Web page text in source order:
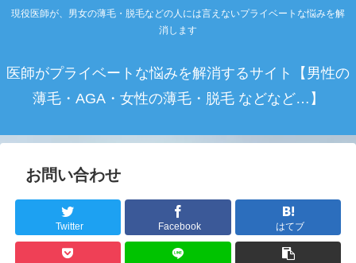
現役医師が、男女の薄毛・脱毛などの人には言えないプライベートな悩みを解
消します
医師がプライベートな悩みを解消するサイト【男性の
薄毛・AGA・女性の薄毛・脱毛 などなど…】
お問い合わせ
Twitter Facebook はてブ